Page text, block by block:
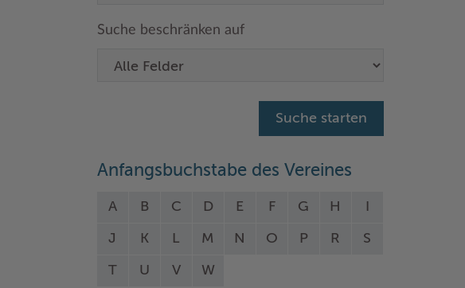
Suche beschränken auf
Anfangsbuchstabe des Vereines
A B C D E F G H
J K L M N O P R S
T U V W